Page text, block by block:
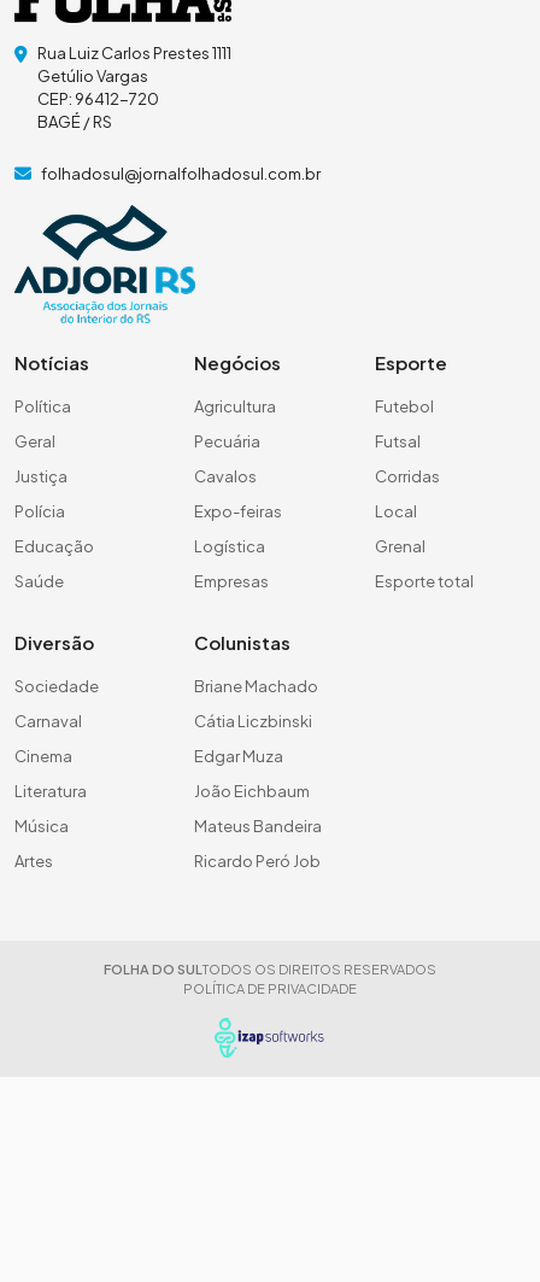
Rua Luiz Carlos Prestes 1111
Getúlio Vargas
CEP: 96412-720
BAGÉ / RS
folhadosul@jornalfolhadosul.com.br
Notícias
Política
Geral
Justiça
Polícia
Educação
Saúde
Negócios
Agricultura
Pecuária
Cavalos
Expo-feiras
Logística
Empresas
Esporte
Futebol
Futsal
Corridas
Local
Grenal
Esporte total
Diversão
Sociedade
Carnaval
Cinema
Literatura
Música
Artes
Colunistas
Briane Machado
Cátia Liczbinski
Edgar Muza
João Eichbaum
Mateus Bandeira
Ricardo Peró Job
FOLHA DO SUL TODOS OS DIREITOS RESERVADOS
POLÍTICA DE PRIVACIDADE